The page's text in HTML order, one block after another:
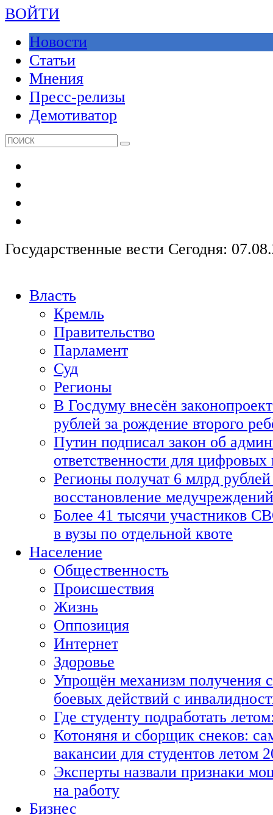
ВОЙТИ
Новости
Статьи
Мнения
Пресс-релизы
Демотиватор
Государственные вести Сегодня:
Власть
Кремль
Правительство
Парламент
Суд
Регионы
В Госдуму внесён
рублей за рождение второго
Путин подписал закон об
ответственности для
Регионы получат 6 млрд рублей
восстановление медучреждений
Более 41 тысячи участников
в вузы по отдельной квоте
Население
Общественность
Происшествия
Жизнь
Оппозиция
Интернет
Здоровье
Упрощён механизм получения
боевых действий с
Где студенту подработать
Котоняня и сборщик снеков:
вакансии для студентов летом
Эксперты назвали признаки
на работу
Бизнес